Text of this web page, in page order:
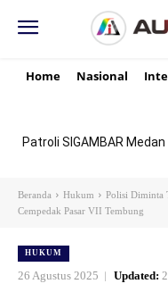
Home Nasional
Patroli SIGAMBAR
Beranda Hukum
Polisi Diminta
Cempedak Pasar VII Tembung
HUKUM
26 Agustus 2025 Updated: